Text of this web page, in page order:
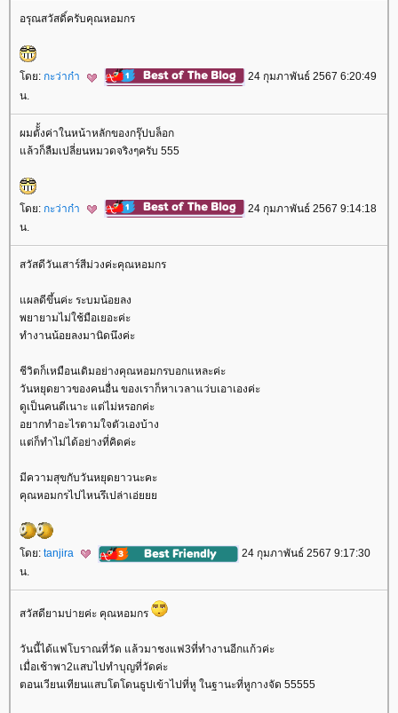
อรุณสวัสดิ์ครับคุณหอมกร
ดย: กะว่าก๋า
24 กุมภาพันธ์ 2567 6:20:49
น.
ผมตัั้งค่าในหน้าหลักของกรุ๊ปบล็อก
ล้วก็ลืมเปลี่ยนหมวดจริงๆครับ 555
ดย: กะว่าก๋า
24 กุมภาพันธ์ 2567 9:14:18
น.
สวัสดีวันเสาร์สีม่วงค่ะคุณหอมกร
ผลดีขึ้นค่ะ ระบมน้อยลง
พยายามไม่ใช้มือเยอะค่ะ
ทำงานน้อยลงมานิดนึงค่ะ
ชีวิตก็เหมือนเดิมอย่างคุณหอมกรบอกแหละค่ะ
วันหยุดยาวของคนอื่น ของเราก็หาเวลาแว่บเอาเองค่ะ
ดูเป็นคนดีเนาะ แต่ไม่หรอกค่ะ
อยากทำอะไรตามใจตัวเองบ้าง
ต่ก็ทำไม่ได้อย่างที่คิดค่ะ
มีความสุขกับวันหยุดยาวนะคะ
คุณหอมกรไปไหนรึเปล่าเอ่
ดย: tanjira
24 กุมภาพันธ์ 2567 9:17:30
น.
สวัสดียามบ่ายค่ะ คุณหอมกร
วันนี้ได้แฟโบราณที่วัด แล้วมาชงแฟ3ที่ทำงานอีกแก้วค่ะ
เมื่อเช้าพา2แสบไปทำบุญที่วัดค่ะ
ตอนเวียนเทียนแสบโตโดนธูปเข้าไปที่หู ในฐานะที่หูกางจัด 55555